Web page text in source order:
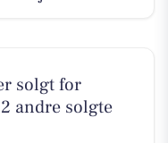
solgt for
andre solgte